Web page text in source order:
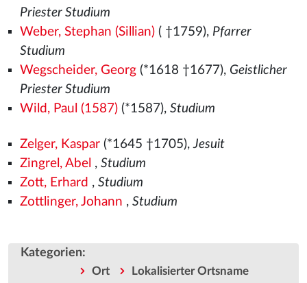
Priester Studium
Weber, Stephan (Sillian)( †1759), Pfarrer
Studium
Wegscheider, Georg(*1618 †1677), Geistlicher
Priester Studium
Wild, Paul (1587)(*1587), Studium
Zelger, Kaspar(*1645 †1705),Jesuit
Zingrel, Abel , Studium
Zott, Erhard , Studium
Zottlinger, Johann , Studium
Kategorien:
Ort
Lokalisierter Ortsname